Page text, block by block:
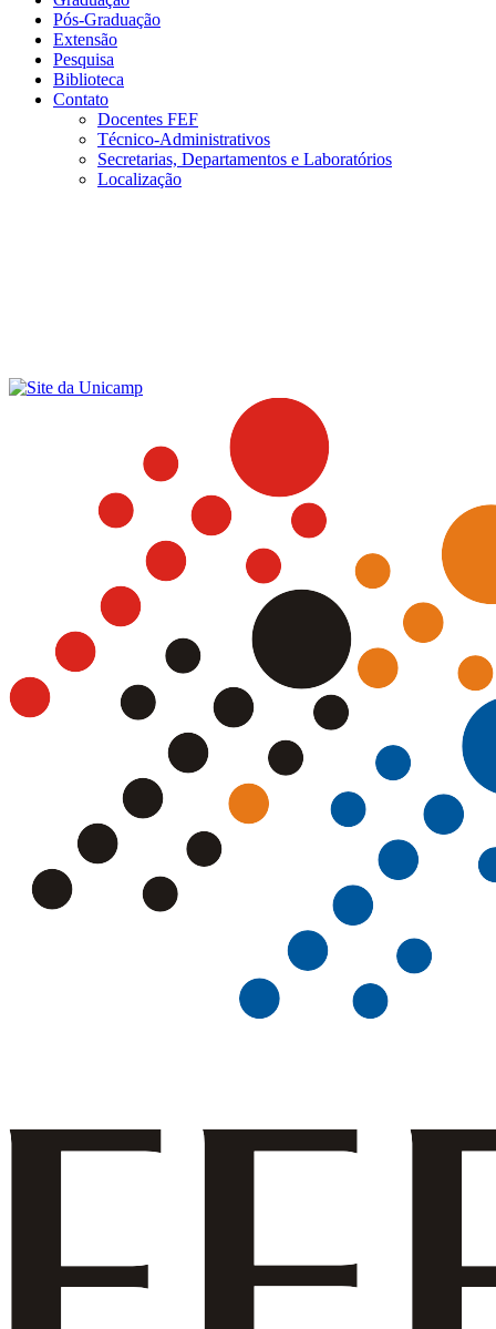
Pós-Graduação
Extensão
Pesquisa
Biblioteca
Contato
Docentes FEF
Técnico-Administrativos
Secretarias, Departamentos e Laboratórios
Localização